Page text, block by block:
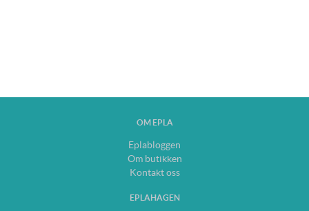
OM EPLA
Eplabloggen
Om butikken
Kontakt oss
EPLAHAGEN